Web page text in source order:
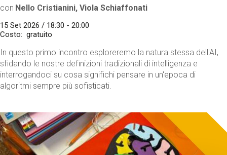
con Nello Cristianini, Viola Schiaffonati
15 Set 2026 / 18:30 - 20:00
Costo
gratuito
In questo primo incontro esploreremo la natura stessa dell'AI,
sfidando le nostre definizioni tradizionali di intelligenza e
interrogandoci su cosa significhi pensare in un'epoca di
algoritmi sempre più sofisticati.